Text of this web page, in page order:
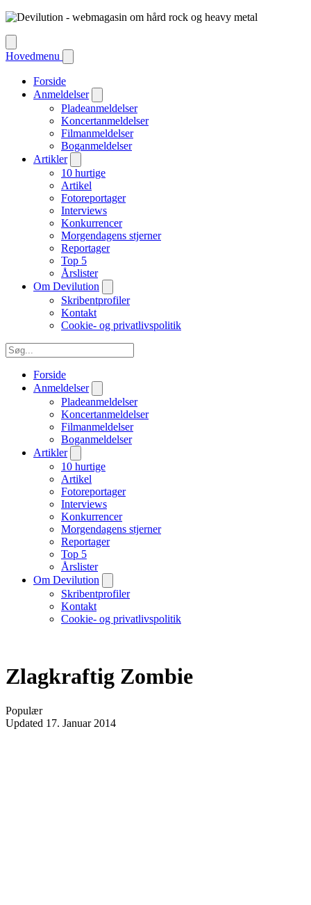
Hovedmenu
Forside
Anmeldelser
Pladeanmeldelser
Koncertanmeldelser
Filmanmeldelser
Boganmeldelser
Artikler
10 hurtige
Artikel
Fotoreportager
Interviews
Konkurrencer
Morgendagens stjerner
Reportager
Top 5
Årslister
Om Devilution
Skribentprofiler
Kontakt
Cookie- og privatlivspolitik
Forside
Anmeldelser
Pladeanmeldelser
Koncertanmeldelser
Filmanmeldelser
Boganmeldelser
Artikler
10 hurtige
Artikel
Fotoreportager
Interviews
Konkurrencer
Morgendagens stjerner
Reportager
Top 5
Årslister
Om Devilution
Skribentprofiler
Kontakt
Cookie- og privatlivspolitik
Zlagkraftig Zombie
Populær
Updated 17. Januar 2014